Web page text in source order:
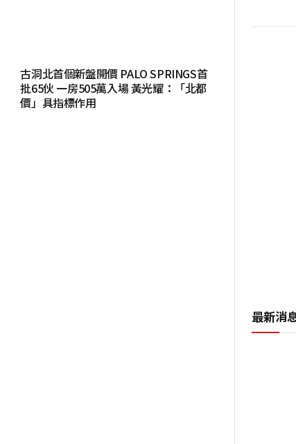
古洞北首個新盤開價 PALO SPRINGS首
批65伙 一房505萬入場 黃光耀：「北都
價」具指標作用
最新消